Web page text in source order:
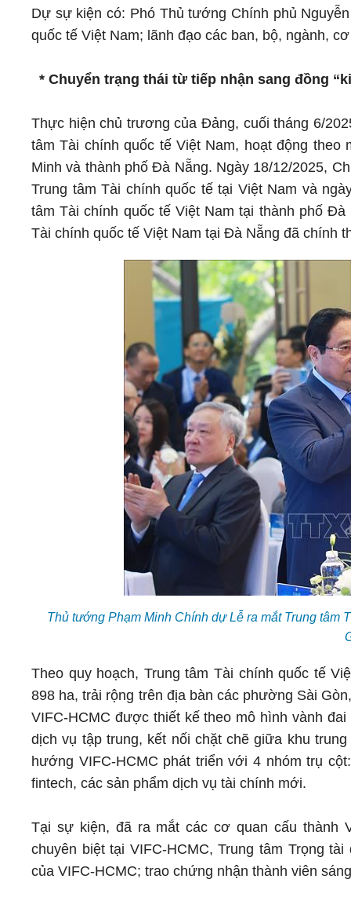
Dự sự kiện có: Phó Thủ tướng Chính phủ
quốc tế Việt Nam; lãnh đạo các ban, bộ, ngành,
* Chuyển trạng thái từ tiếp nhận sang đồng
Thực hiện chủ trương của Đảng, cuối tháng 6/
tâm Tài chính quốc tế Việt Nam, hoạt động
Minh và thành phố Đà Nẵng. Ngày 18/12/2025,
Trung tâm Tài chính quốc tế tại Việt Nam và
tâm Tài chính quốc tế Việt Nam tại thành phố
Tài chính quốc tế Việt Nam tại Đà Nẵng đã chính
Thủ tướng Phạm Minh Chính dự Lễ ra mắt Trung tâm
Theo quy hoạch, Trung tâm Tài chính quốc tế
898 ha, trải rộng trên địa bàn các phường Sài
VIFC-HCMC được thiết kế theo mô hình vành
dịch vụ tập trung, kết nối chặt chẽ giữa khu
hướng VIFC-HCMC phát triển với 4 nhóm trụ
fintech, các sản phẩm dịch vụ tài chính mới.
Tại sự kiện, đã ra mắt các cơ quan cấu thành
chuyên biệt tại VIFC-HCMC, Trung tâm Trọng
của VIFC-HCMC; trao chứng nhận thành viên